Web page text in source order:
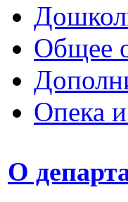
Общее
Опека
О